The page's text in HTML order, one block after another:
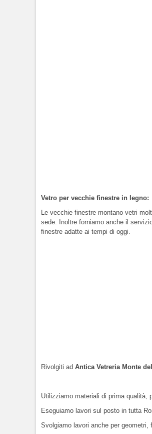
Vetro per vecchie finestre in legno:
Le vecchie finestre montano vetri
sede. Inoltre forniamo anche il
finestre adatte ai tempi di oggi.
Rivolgiti ad Antica Vetreria Monte
Utilizziamo materiali di prima qualità,
Eseguiamo lavori sul posto in tutta
Svolgiamo lavori anche per geometri,